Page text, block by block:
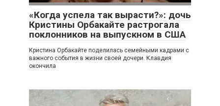
«Когда успела так вырасти?»: дочь
Кристины Орбакайте растрогала
поклонников на выпускном в США
Кристина Орбакайте поделилась семейными кадрами с
важного события в жизни своей дочери. Клавдия
окончила